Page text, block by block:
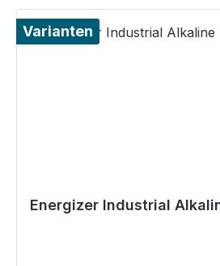
Varianten
Energizer Industrial